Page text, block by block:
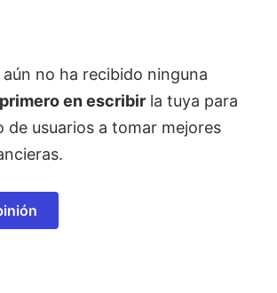
no ha recibido ninguna
en escribir la tuya para
de usuarios a tomar mejores